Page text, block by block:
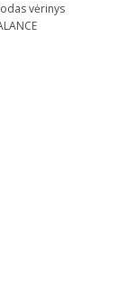
vėrinys